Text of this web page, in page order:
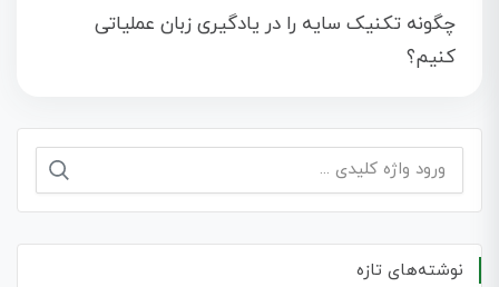
چگونه تکنیک سایه را در یادگیری زبان عملیاتی
کنیم؟
برای:
نوشته‌های تازه